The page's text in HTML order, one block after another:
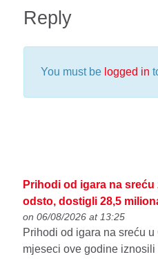
Reply
You must be logged in
Prihodi od igara na sreću
odsto, dostigli 28,5
on 06/08/2026 at 13:25
Prihodi od igara na sreću
mjeseci ove godine